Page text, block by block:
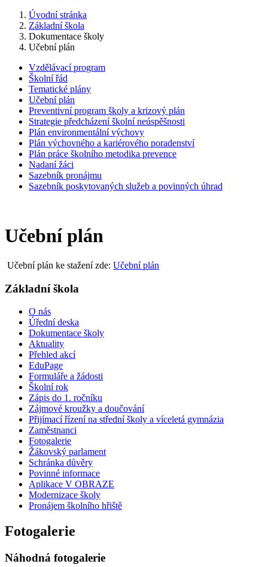
Úvodní stránka
Základní škola
Dokumentace školy
Učební plán
Vzdělávací program
Školní řád
Tematické plány
Učební plán
Preventivní program školy a krizový plán
Strategie předcházení školní neúspěšnosti
Plán environmentální výchovy
Plán výchovného a kariérového poradenství
Plán práce školního metodika prevence
Nadaní žáci
Sazebník pronájmu
Sazebník poskytovaných služeb a povinných úhrad
Učební plán
Učební plán ke stažení zde: Učební plán
Základní škola
O nás
Úřední deska
Dokumentace školy
Aktuality
Přehled akcí
EduPage
Formuláře a žádosti
Školní rok
Zápis do 1. ročníku
Zájmové kroužky a doučování
Přijímací řízení na střední školy a víceletá gymnázia
Zaměstnanci
Fotogalerie
Žákovský parlament
Schránka důvěry
Povinné informace
Aplikace V OBRAZE
Modernizace školy
Pronájem školního hřiště
Fotogalerie
Náhodná fotogalerie